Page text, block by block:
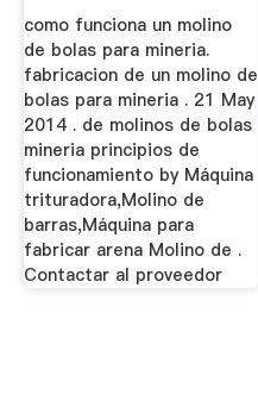
como funciona un molino
de bolas para mineria.
fabricacion de un molino de
bolas para mineria . 21 May
2014 . de molinos de bolas
mineria principios de
funcionamiento by Máquina
trituradora,Molino de
barras,Máquina para
fabricar arena Molino de .
Contactar al proveedor